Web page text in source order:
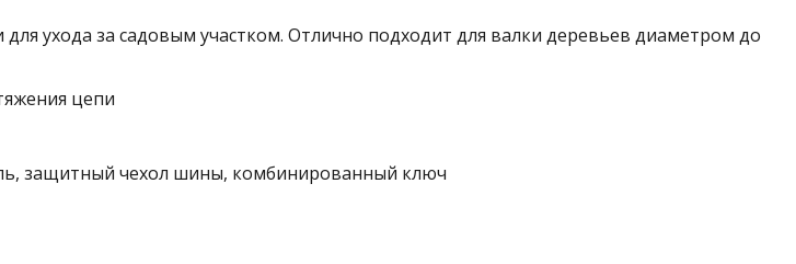
ухода за садовым участком. Отлично подходит для валки деревьев диаметром до
цепи
защитный чехол шины, комбинированный ключ